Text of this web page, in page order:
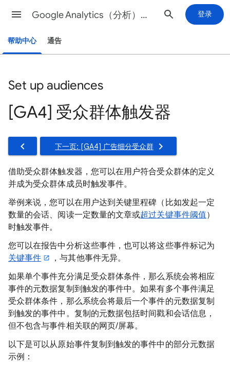
Google Analytics（分析）帮助 登录
帮助中心 通告
Set up audiences
[GA4] 受众群体触发器
下一页: [GA4] 广告细分受众群
借助受众群体触发器，您可以在用户符合受众群体的定义
并成为受众群体成员时触发事件。
举例来说，您可以在用户达到关键里程碑（比如发起一定
数量的会话、阅读一定数量的文章或超过关键事件阈值）
时触发事件。
您可以在报告中分析这些事件，也可以将这些事件标记为
关键事件
，与其他事件无异。
如果单个事件充分满足受众群体条件，那么系统会将相应
事件的元数据复制到触发的事件中。如果有多个事件满足
受众群体条件，那么系统会将最后一个事件的元数据复制
到触发的事件中。复制的元数据包括时间戳和会话信息，
但不包含与事件相关联的网页/屏幕。
以下是可以从原始事件复制到触发的事件中的部分元数据
示例：